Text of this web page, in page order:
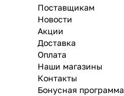
Поставщикам
Новости
Акции
Доставка
Оплата
Наши магазины
Контакты
Бонусная программа